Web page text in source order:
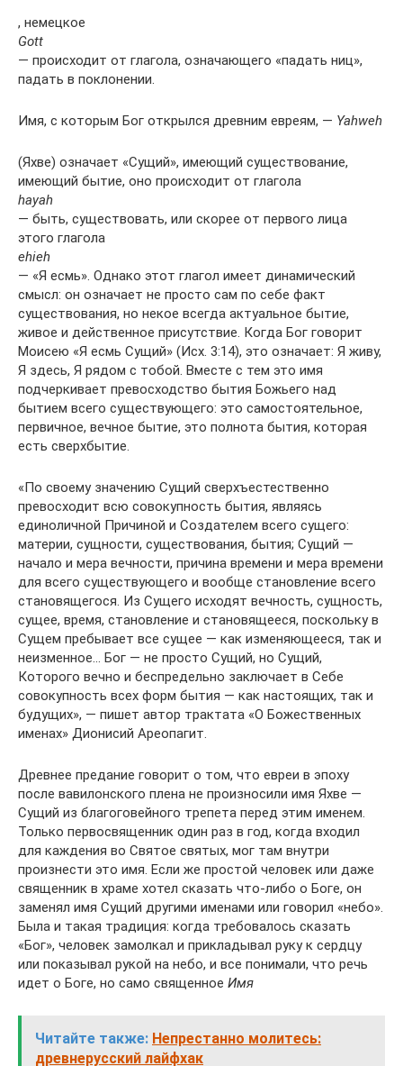
, немецкое
Gott
— происходит от глагола, означающего «падать ниц»,
падать в поклонении.
Имя, с которым Бог открылся древним евреям, — Yahweh
(Яхве) означает «Сущий», имеющий существование,
имеющий бытие, оно происходит от глагола
hayah
— быть, существовать, или скорее от первого лица
этого глагола
ehieh
— «Я есмь». Однако этот глагол имеет динамический
смысл: он означает не просто сам по себе факт
существования, но некое всегда актуальное бытие,
живое и действенное присутствие. Когда Бог говорит
Моисею «Я есмь Сущий» (Исх. 3:14), это означает: Я живу,
Я здесь, Я рядом с тобой. Вместе с тем это имя
подчеркивает превосходство бытия Божьего над
бытием всего существующего: это самостоятельное,
первичное, вечное бытие, это полнота бытия, которая
есть сверхбытие.
«По своему значению Сущий сверхъестественно
превосходит всю совокупность бытия, являясь
единоличной Причиной и Создателем всего сущего:
материи, сущности, существования, бытия; Сущий —
начало и мера вечности, причина времени и мера времени
для всего существующего и вообще становление всего
становящегося. Из Сущего исходят вечность, сущность,
сущее, время, становление и становящееся, поскольку в
Сущем пребывает все сущее — как изменяющееся, так и
неизменное… Бог — не просто Сущий, но Сущий,
Которого вечно и беспредельно заключает в Себе
совокупность всех форм бытия — как настоящих, так и
будущих», — пишет автор трактата «О Божественных
именах» Дионисий Ареопагит.
Древнее предание говорит о том, что евреи в эпоху
после вавилонского плена не произносили имя Яхве —
Сущий из благоговейного трепета перед этим именем.
Только первосвященник один раз в год, когда входил
для каждения во Святое святых, мог там внутри
произнести это имя. Если же простой человек или даже
священник в храме хотел сказать что-либо о Боге, он
заменял имя Сущий другими именами или говорил «небо».
Была и такая традиция: когда требовалось сказать
«Бог», человек замолкал и прикладывал руку к сердцу
или показывал рукой на небо, и все понимали, что речь
идет о Боге, но само священное Имя
Читайте также: Непрестанно молитесь:
древнерусский лайфхак